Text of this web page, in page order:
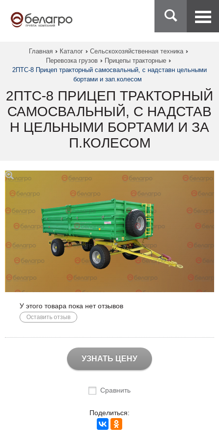
Главная Каталог
Сельскохозяйственная техника
Перевозка грузов
Прицепы тракторные
2ПТС-8 Прицеп тракторный самосвальный, с надставн цельными
бортами и зап.колесом
2ПТС-8 ПРИЦЕП ТРАКТОРНЫЙ
САМОСВАЛЬНЫЙ, С НАДСТАВ
Н ЦЕЛЬНЫМИ БОРТАМИ И ЗА
П.КОЛЕСОМ
У этого товара пока нет отзывов
Оставить отзыв
УЗНАТЬ ЦЕНУ
Сравнить
Поделиться: